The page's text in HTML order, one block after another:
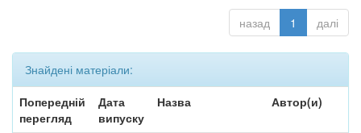
назад 1 далі
Знайдені матеріали:
Попередній
перегляд
Дата
випуску
Назва Автор(и)